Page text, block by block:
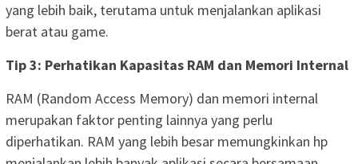
yang lebih baik, terutama untuk menjalankan aplikasi
berat atau game.
Tip 3: Perhatikan Kapasitas RAM dan Memori Internal
RAM (Random Access Memory) dan memori internal
merupakan faktor penting lainnya yang perlu
diperhatikan. RAM yang lebih besar memungkinkan hp